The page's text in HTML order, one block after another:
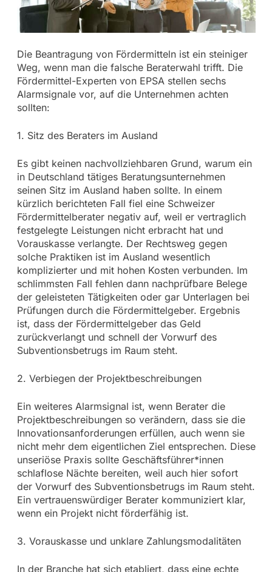
Die Beantragung von Fördermitteln ist ein steiniger
Weg, wenn man die falsche Beraterwahl trifft. Die
Fördermittel-Experten von EPSA stellen sechs
Alarmsignale vor, auf die Unternehmen achten
sollten:
1. Sitz des Beraters im Ausland
Es gibt keinen nachvollziehbaren Grund, warum ein
in Deutschland tätiges Beratungsunternehmen
seinen Sitz im Ausland haben sollte. In einem
kürzlich berichteten Fall fiel eine Schweizer
Fördermittelberater negativ auf, weil er vertraglich
festgelegte Leistungen nicht erbracht hat und
Vorauskasse verlangte. Der Rechtsweg gegen
solche Praktiken ist im Ausland wesentlich
komplizierter und mit hohen Kosten verbunden. Im
schlimmsten Fall fehlen dann nachprüfbare Belege
der geleisteten Tätigkeiten oder gar Unterlagen bei
Prüfungen durch die Fördermittelgeber. Ergebnis
ist, dass der Fördermittelgeber das Geld
zurückverlangt und schnell der Vorwurf des
Subventionsbetrugs im Raum steht.
2. Verbiegen der Projektbeschreibungen
Ein weiteres Alarmsignal ist, wenn Berater die
Projektbeschreibungen so verändern, dass sie die
Innovationsanforderungen erfüllen, auch wenn sie
nicht mehr dem eigentlichen Ziel entsprechen. Diese
unseriöse Praxis sollte Geschäftsführer*innen
schlaflose Nächte bereiten, weil auch hier sofort
der Vorwurf des Subventionsbetrugs im Raum steht.
Ein vertrauenswürdiger Berater kommuniziert klar,
wenn ein Projekt nicht förderfähig ist.
3. Vorauskasse und unklare Zahlungsmodalitäten
In der Branche hat sich etabliert, dass eine echte